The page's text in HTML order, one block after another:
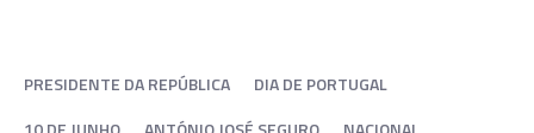
PRESIDENTE DA REPÚBLICA
DIA DE PORTUGAL